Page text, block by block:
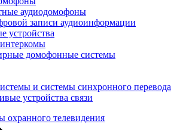
аудиодомофоны
записи аудиоинформации
устройства
домофонные системы
и системы синхронного перевода
устройства связи
охранного телевидения